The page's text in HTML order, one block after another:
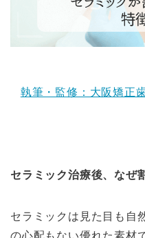
執筆・監修：大阪矯
セラミック治療後、なぜ
セラミックは見た目も自
の心配もない優れた素材